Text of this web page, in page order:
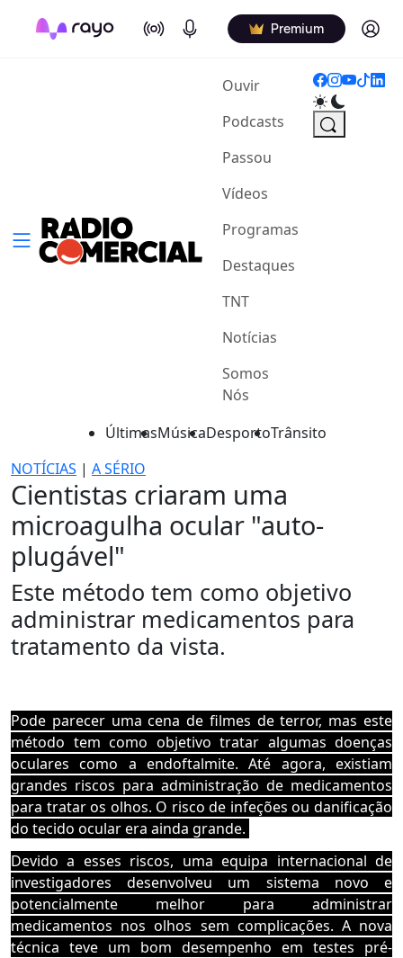
On Air Podcasts Premium Log in
Ouvir(current)
Podcasts
Passou
Vídeos
Programas
Destaques
TNT
Notícias
Somos
Nós
ÚltimasMúsicaDesportoTrânsito
NOTÍCIAS | A SÉRIO
Cientistas criaram uma
microagulha ocular "auto-
plugável"
Este método tem como objetivo
administrar medicamentos para
tratamento da vista.
Pode parecer uma cena de filmes de terror, mas este
método tem como objetivo tratar algumas doenças
oculares como a endoftalmite. Até agora, existiam
grandes riscos para administração de medicamentos
para tratar os olhos. O risco de infeções ou danificação
do tecido ocular era ainda grande.
Devido a esses riscos, uma equipa internacional de
investigadores desenvolveu um sistema novo e
potencialmente melhor para administrar
medicamentos nos olhos sem complicações. A nova
técnica teve um bom desempenho em testes pré-